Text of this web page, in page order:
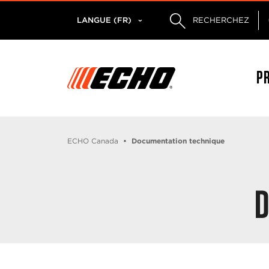
LANGUE (FR) RECHERCHEZ
ECHO Canada Documentation technique